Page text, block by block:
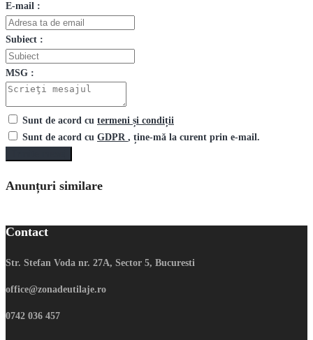
E-mail :
Subiect :
MSG :
Sunt de acord cu termeni și condiții
Sunt de acord cu GDPR , ține-mă la curent prin e-mail.
Anunțuri similare
Contact
Str. Stefan Voda nr. 27A, Sector 5, Bucuresti
office@zonadeutilaje.ro
0742 036 457